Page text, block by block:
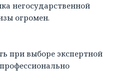
негосударственной
огромен.
при выборе экспертной